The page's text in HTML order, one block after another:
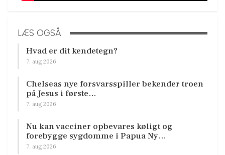
LÆS OGSÅ
Hvad er dit kendetegn?
7. aug 2026
Chelseas nye forsvarsspiller bekender troen
på Jesus i første…
7. aug 2026
Nu kan vacciner opbevares køligt og
forebygge sygdomme i Papua Ny…
7. aug 2026